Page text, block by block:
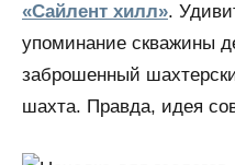
«Сайлент хилл».
упоминание скважины
заброшенный
шахта. Правда, идея